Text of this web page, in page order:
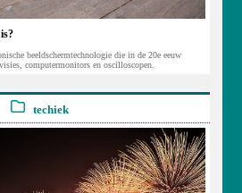
beeldschermtechnologie die in de 20e eeuw
computermonitors en oscilloscopen.
techiek